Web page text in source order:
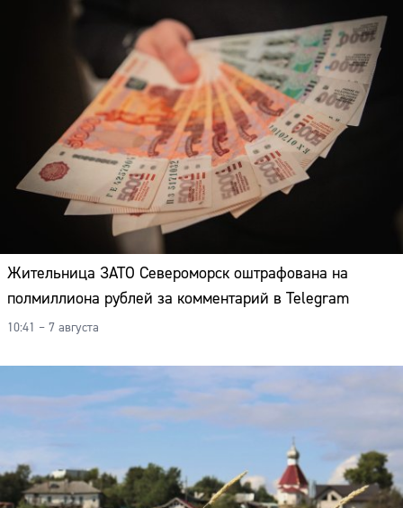
Жительница ЗАТО Североморск оштрафована на
полмиллиона рублей за комментарий в Telegram
10:41 – 7 августа
Сайт: